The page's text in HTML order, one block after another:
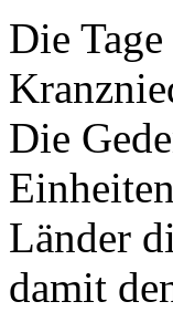
Die
Die
Länder
damit